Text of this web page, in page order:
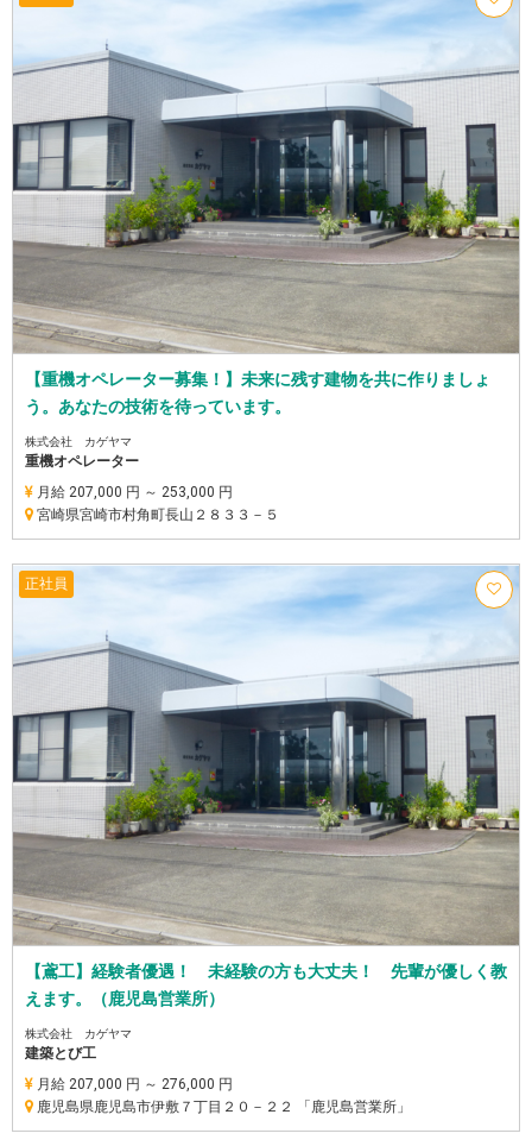
【重機オペレーター募集！】未来に残す建物を共に作りましょ
う。あなたの技術を待っています。
株式会社 カゲヤマ
重機オペレーター
月給 207,000 円 ～ 253,000 円
宮崎県宮崎市村角町長山２８３３－５
【鳶工】経験者優遇！ 未経験の方も大丈夫！ 先輩が優しく教
えます。（鹿児島営業所）
株式会社 カゲヤマ
建築とび工
月給 207,000 円 ～ 276,000 円
鹿児島県鹿児島市伊敷７丁目２０－２２ 「鹿児島営業所」
正社員